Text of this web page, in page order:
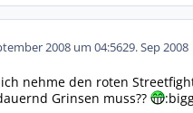
2008 um 04:5629. Sep 2008
nehme den roten
Grinsen muss??